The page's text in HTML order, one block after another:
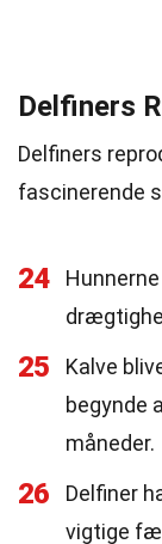
Delfiners
Delfiners
fascinerende
24
25
Kalve
begynde
måneder.
26
Delfiner
vigtige